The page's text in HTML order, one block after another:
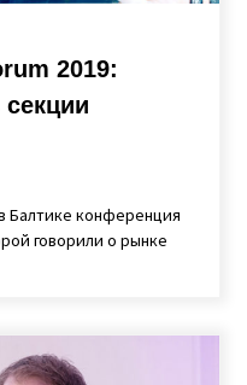
2019:
Балтике конференция
говорили о рынке